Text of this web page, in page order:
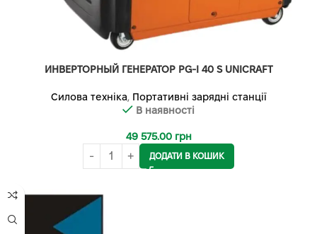
ИНВЕРТОРНЫЙ ГЕНЕРАТОР PG-I 40 S UNICRAFT
Силова техніка, Портативні зарядні станції
В наявності
49 575.00 грн
ДОДАТИ В КОШИК